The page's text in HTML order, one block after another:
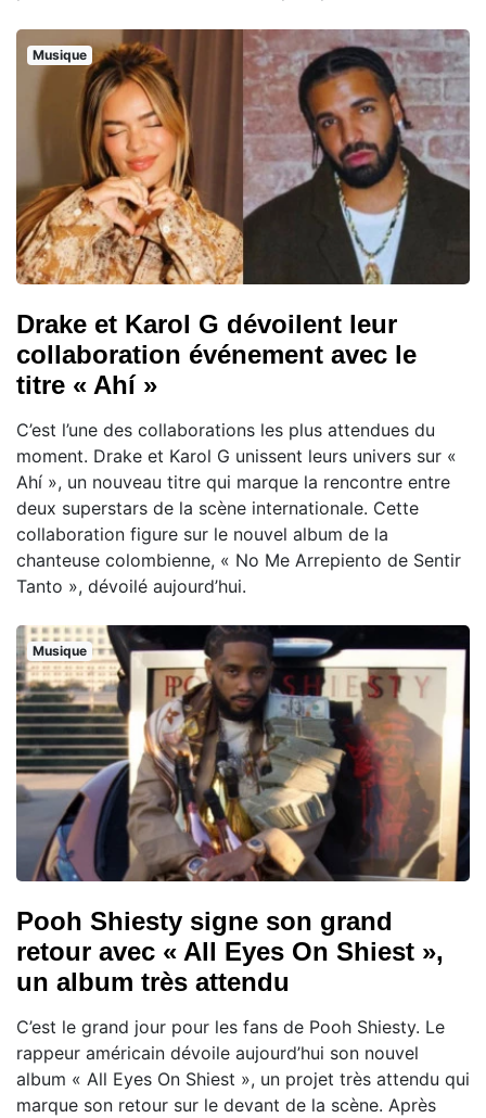
Musique
Drake et Karol G dévoilent leur
collaboration événement avec le
titre « Ahí »
C’est l’une des collaborations les plus attendues du
moment. Drake et Karol G unissent leurs univers sur «
Ahí », un nouveau titre qui marque la rencontre entre
deux superstars de la scène internationale. Cette
collaboration figure sur le nouvel album de la
chanteuse colombienne, « No Me Arrepiento de Sentir
Tanto », dévoilé aujourd’hui.
Musique
Pooh Shiesty signe son grand
retour avec « All Eyes On Shiest »,
un album très attendu
C’est le grand jour pour les fans de Pooh Shiesty. Le
rappeur américain dévoile aujourd’hui son nouvel
album « All Eyes On Shiest », un projet très attendu qui
marque son retour sur le devant de la scène. Après